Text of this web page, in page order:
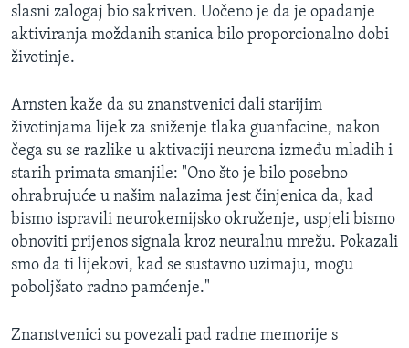
slasni zalogaj bio sakriven. Uočeno je da je opadanje
aktiviranja moždanih stanica bilo proporcionalno dobi
životinje.
Arnsten kaže da su znanstvenici dali starijim
životinjama lijek za sniženje tlaka guanfacine, nakon
čega su se razlike u aktivaciji neurona između mladih i
starih primata smanjile: "Ono što je bilo posebno
ohrabrujuće u našim nalazima jest činjenica da, kad
bismo ispravili neurokemijsko okruženje, uspjeli bismo
obnoviti prijenos signala kroz neuralnu mrežu. Pokazali
smo da ti lijekovi, kad se sustavno uzimaju, mogu
poboljšato radno pamćenje."
Znanstvenici su povezali pad radne memorije s